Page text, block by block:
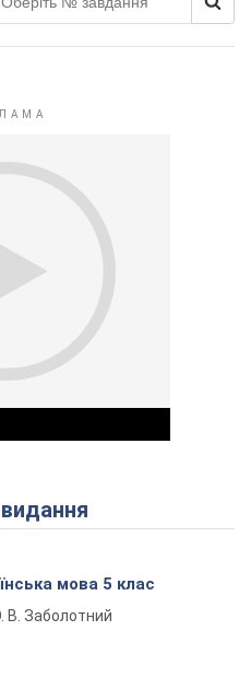
Play Video
видання
мова 5 клас
В. Заболотний